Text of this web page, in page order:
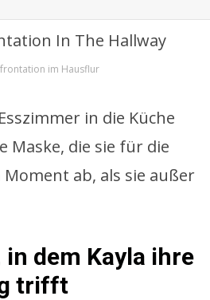
im Hausflur
in die Küche
Maske, die sie für die
ab, als sie außer
dem Kayla ihre
trifft